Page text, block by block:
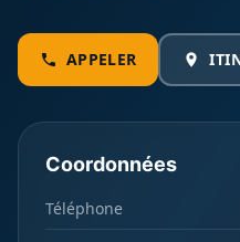
APPELER
Coordonnées
Téléphone